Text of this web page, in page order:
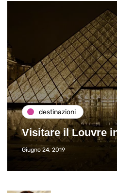
destinazioni
Visitare il Louvre
Giugno 24, 2019